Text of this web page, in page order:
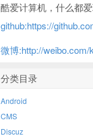
酷爱计算机，什么都爱
github:https://
微博:http://weibo.com/
分类目录
Android
CMS
Discuz